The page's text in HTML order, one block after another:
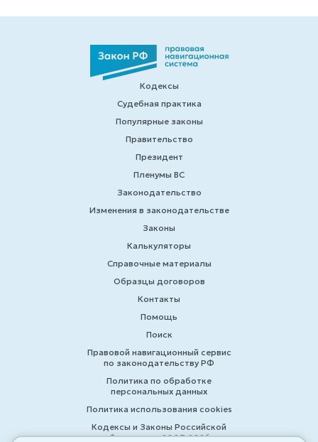
Кодексы
Судебная практика
Популярные законы
Правительство
Президент
Пленумы ВС
Законодательство
Изменения в законодательстве
Законы
Калькуляторы
Справочные материалы
Образцы договоров
Контакты
Помощь
Поиск
Правовой навигационный сервис
по законодательству РФ
Политика по обработке
персональных данных
Политика использования cookies
Кодексы и Законы Российской
Федерации 2007-2026